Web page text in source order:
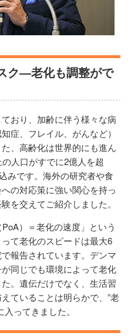
ク―老化も調整がで
おり、加齢に伴う様々な病
症、フレイル、がんなど）
、高齢化は世界的にも進ん
人口がすでに2億人を超
みです。海外の研究者や食
の対応策に強い関心を持っ
を交えてご紹介しました。
）＝老化の速度」という
て老化のスピードは最大6
報告されています。デンマ
同じでも環境によって老化
。遺伝だけでなく、生活習
ていることは明らかで、”老
ってきました。